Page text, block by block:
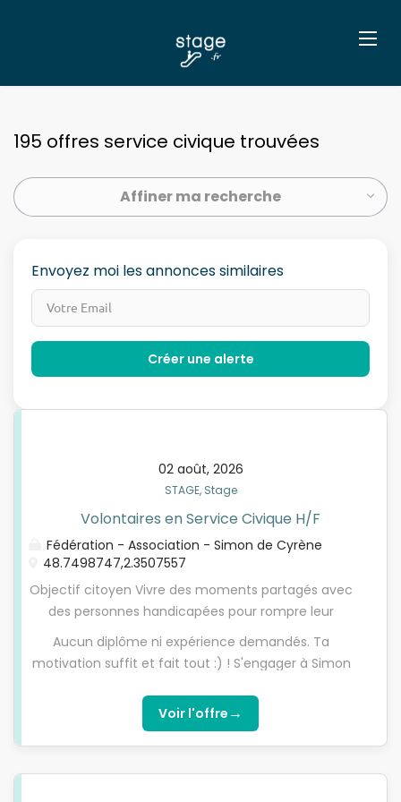
195 offres service civique trouvées
Affiner ma recherche
Envoyez moi les annonces similaires
02 août, 2026
STAGE, Stage
Volontaires en Service Civique H/F
Fédération - Association - Simon de Cyrène
48.7498747,2.3507557
Objectif citoyen Vivre des moments partagés avec
des personnes handicapées pour rompre leur
solitude. Durées: début Septembre pour une
mission de 8 mois. Actions au quotidien Tes
missions: - Investis toi pleinement dans la vie des
maisons partagées : fêtes, rencontres, sorties,
animations, jeux, - Viens participer activement à
Aucun diplôme ni expérience demandés. Ta
motivation suffit et fait tout :) ! S'engager à Simon
des relations -Donner de son temps pour
construire une société fraternelle avec des
personnes handicapées et valides. -Bénéficier
d'une expérience humaine riche avant de te
Voir l'offre →